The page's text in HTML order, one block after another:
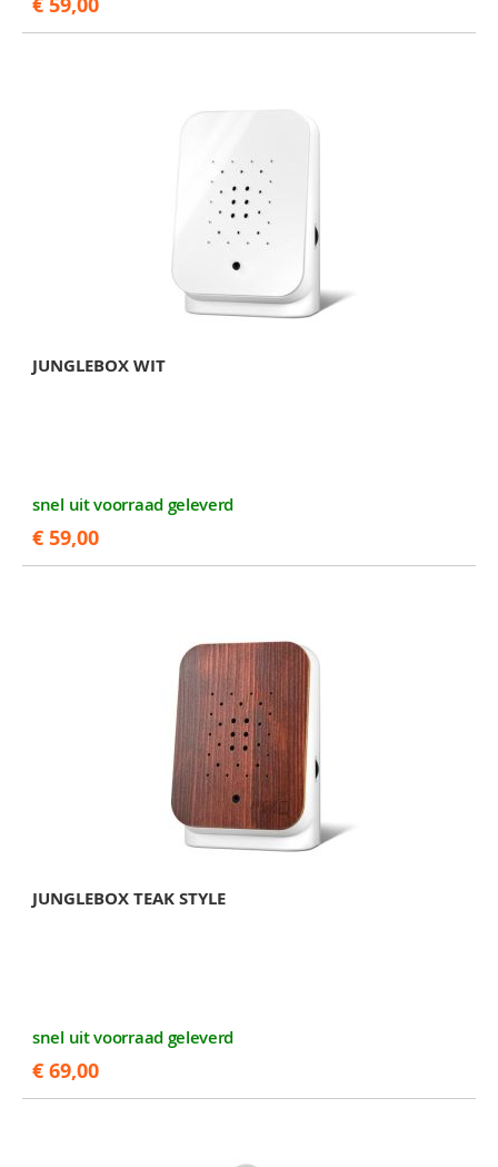
JUNGLEBOX WIT
snel uit voorraad geleverd
€ 59,00
JUNGLEBOX TEAK STYLE
snel uit voorraad geleverd
€ 69,00